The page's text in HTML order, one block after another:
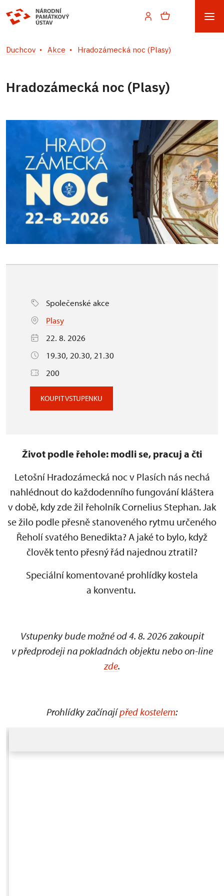
Duchcov Akce Hradozámecká noc (Plasy)
Hradozámecká noc (Plasy)
Společenské akce
Plasy
22. 8. 2026
19.30, 20.30, 21.30
200
KOUPIT VSTUPENKU
Život podle řehole: modli se, pracuj a čti
Letošní Hradozámecká noc v Plasích nás nechá
nahlédnout do každodenního fungování kláštera
v době, kdy zde žil řeholník Cornelius Stephan. Jak
se žilo podle přesně stanoveného rytmu určeného
Řeholí svatého Benedikta? A jaké to bylo, když
člověk tento přesný řád najednou ztratil?
Speciální komentované prohlídky kostela
a konventu.
Vstupenky bude možné od 4. 8. 2026 zakoupit
v předprodeji na pokladnách objektu nebo on-line
zde.
Prohlídky začínajípřed kostelem: